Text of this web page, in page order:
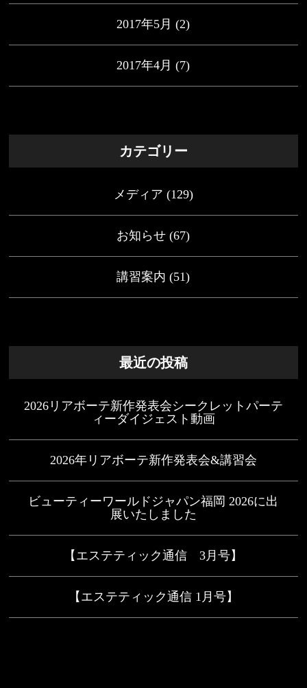
2017年5月 (2)
2017年4月 (7)
カテゴリー
メディア (129)
お知らせ (67)
講習案内 (51)
最近の投稿
2026リアボーテ新作発表会シークレットパーテ
ィーダイジェスト動画
2026年リアボーテ新作発表会&講習会
ビューティーワールドジャパン福岡 2026に出
展いたしました
【エステティック通信 3月号】
【エステティック通信 1月号】